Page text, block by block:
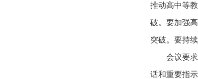
推动高中等
破。要加强
突破。要持
会议要
话和重要指